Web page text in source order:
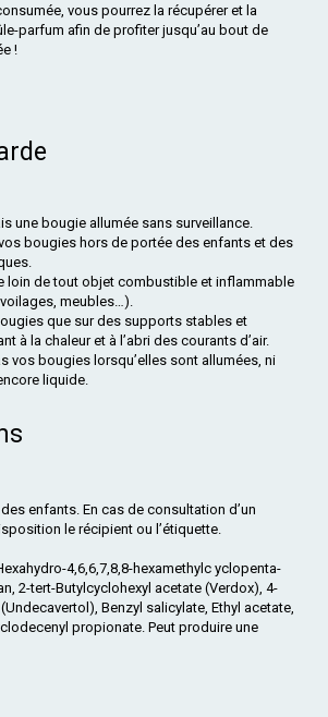
vous pourrez la récupérer et la
parfum afin de profiter jusqu’au bout de
!
une bougie allumée sans surveillance.
bougies hors de portée des enfants et des
loin de tout objet combustible et inflammable
meubles…).
que sur des supports stables et
à la chaleur et à l’abri des courants d’air.
vos bougies lorsqu’elles sont allumées, ni
liquide.
enfants. En cas de consultation d’un
le récipient ou l’étiquette.
4,6,6,7,8,8-hexamethylc yclopenta-
2-tert-Butylcyclohexyl acetate (Verdox), 4-
Benzyl salicylate, Ethyl acetate,
propionate. Peut produire une